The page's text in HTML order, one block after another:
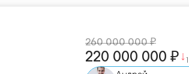
260 000 000
220 000 000